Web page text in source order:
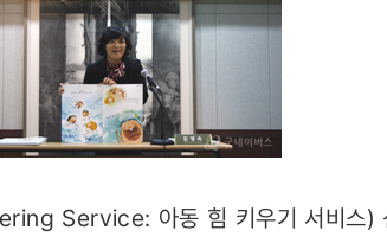
Service: 아동 힘 키우기 서비스)